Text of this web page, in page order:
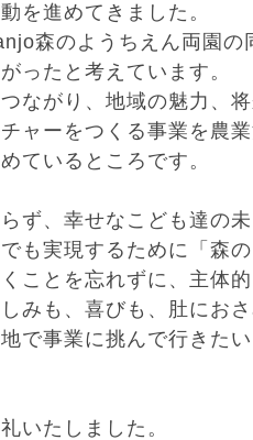
を進めてきました。
森のようちえん両園の
ったと考えています。
ながり、地域の魅力、
ャーをつくる事業を農
ているところです。
ず、幸せなこども達の未
も実現するために「森
ことを忘れずに、主体的
みも、喜びも、肚にお
で事業に挑んで行きた
いたしました。